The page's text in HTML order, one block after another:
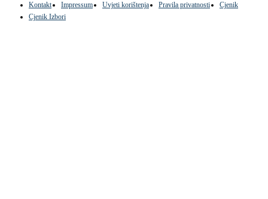
Kontakt Impressum Uvjeti korištenja Pravila privatnosti
Cjenik
Cjenik Izbori